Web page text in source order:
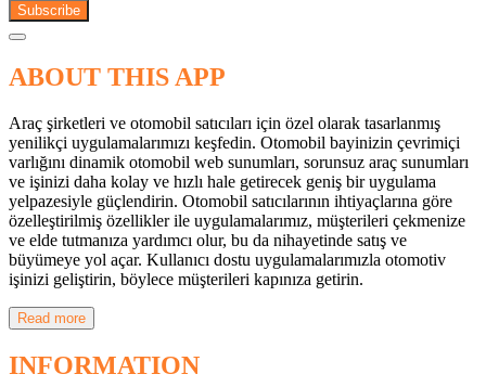
Subscribe
ABOUT THIS APP
Araç şirketleri ve otomobil satıcıları için özel olarak tasarlanmış
yenilikçi uygulamalarımızı keşfedin. Otomobil bayinizin çevrimiçi
varlığını dinamik otomobil web sunumları, sorunsuz araç sunumları
ve işinizi daha kolay ve hızlı hale getirecek geniş bir uygulama
yelpazesiyle güçlendirin. Otomobil satıcılarının ihtiyaçlarına göre
özelleştirilmiş özellikler ile uygulamalarımız, müşterileri çekmenize
ve elde tutmanıza yardımcı olur, bu da nihayetinde satış ve
büyümeye yol açar. Kullanıcı dostu uygulamalarımızla otomotiv
işinizi geliştirin, böylece müşterileri kapınıza getirin.
Read more
INFORMATION